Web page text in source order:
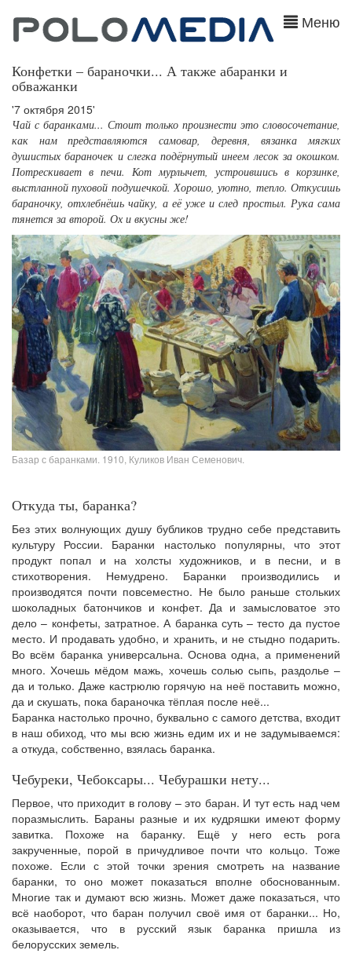
Меню
Конфетки – бараночки... А также абаранки и
обважанки
'7 октября 2015'
Чай с баранками... Стоит только произнести это словосочетание,
как нам представляются самовар, деревня, вязанка мягких
душистых бараночек и слегка подёрнутый инеем лесок за окошком.
Потрескивает в печи. Кот мурлычет, устроившись в корзинке,
выстланной пуховой подушечкой. Хорошо, уютно, тепло. Откусишь
бараночку, отхлебнёшь чайку, а её уже и след простыл. Рука сама
тянется за второй. Ох и вкусны же!
Базар с баранками. 1910, Куликов Иван Семенович.
Откуда ты, баранка?
Без этих волнующих душу бубликов трудно себе представить
культуру России. Баранки настолько популярны, что этот
продукт попал и на холсты художников, и в песни, и в
стихотворения. Немудрено. Баранки производились и
производятся почти повсеместно. Не было раньше стольких
шоколадных батончиков и конфет. Да и замысловатое это
дело – конфеты, затратное. А баранка суть – тесто да пустое
место. И продавать удобно, и хранить, и не стыдно подарить.
Во всём баранка универсальна. Основа одна, а применений
много. Хочешь мёдом мажь, хочешь солью сыпь, раздолье –
да и только. Даже кастрюлю горячую на неё поставить можно,
да и скушать, пока бараночка тёплая после неё...
Баранка настолько прочно, буквально с самого детства, входит
в наш обиход, что мы всю жизнь едим их и не задумываемся:
а откуда, собственно, взялась баранка.
Чебуреки, Чебоксары... Чебурашки нету...
Первое, что приходит в голову – это баран. И тут есть над чем
поразмыслить. Бараны разные и их кудряшки имеют форму
завитка. Похоже на баранку. Ещё у него есть рога
закрученные, порой в причудливое почти что кольцо. Тоже
похоже. Если с этой точки зрения смотреть на название
баранки, то оно может показаться вполне обоснованным.
Многие так и думают всю жизнь. Может даже показаться, что
всё наоборот, что баран получил своё имя от баранки... Но,
оказывается, что в русский язык баранка пришла из
белорусских земель.